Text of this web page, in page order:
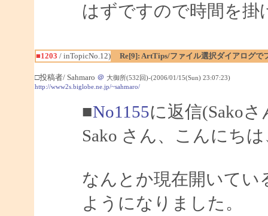
はずですので時間を
■1203 / inTopicNo.12) Re[9]: ArtTips/ファイル選択ダイアログで
□投稿者/ Sahmaro ＠ 大御所(532回)-(2006/01/15(Sun) 23:07:23)
http://www2s.biglobe.ne.jp/~sahmaro/
■No1155に返信(Sako
Sako さん、こんにちは
なんとか現在開いて
ようになりました。